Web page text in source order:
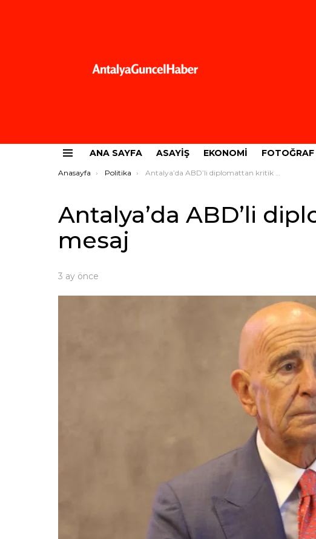
ANA SAYFA ASAYIŞ EKONOMI
Buradasınız:
Anasayfa Politika Antalya’da ABD’li diplomattan kritik mesaj
Antalya’da ABD’li
mesaj
3 ay önce